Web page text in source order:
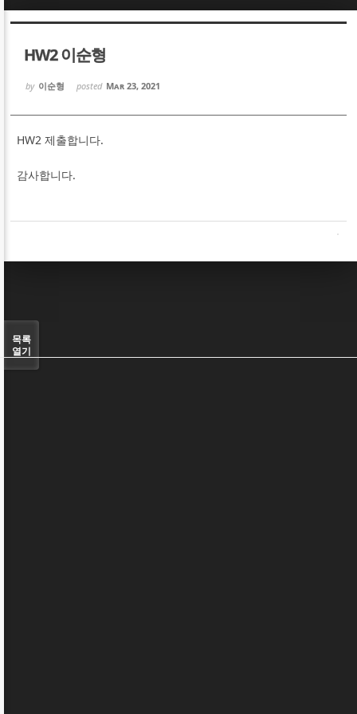
HW2 이순형
by 이순형 posted Mar 23, 2021
HW2 제출합니다.
감사합니다.
목록
열기
Sketchbook5, 스케치북5
Sketchbook5, 스케치북5
Sketchbook5, 스케치북5
Sketchbook5, 스케치북5